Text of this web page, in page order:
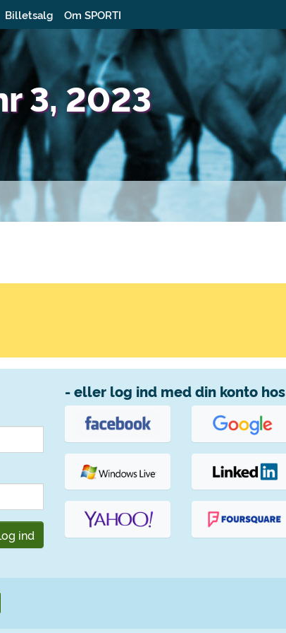
Billetsalg Om SPORTI
3, 2023
ind
- eller log ind med din konto hos